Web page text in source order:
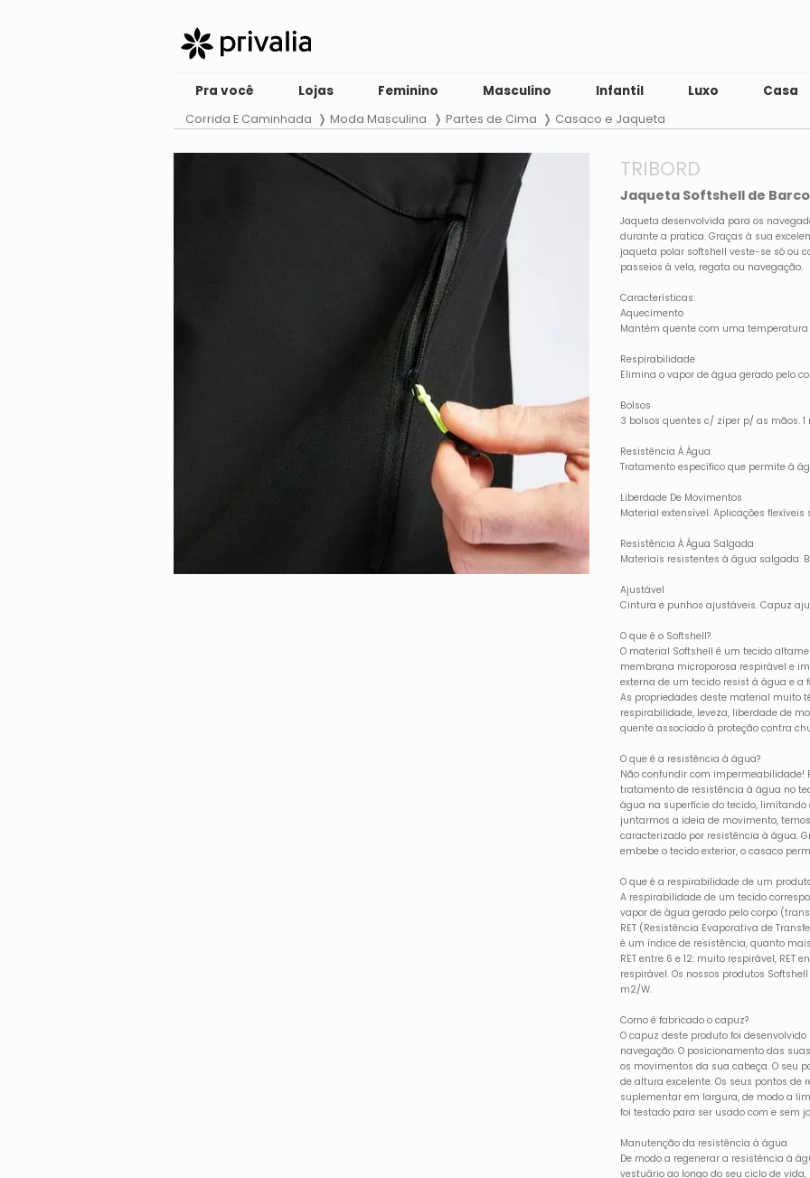
Pra você Lojas Feminino Masculino Infantil Luxo Casa
Corrida E Caminhada Moda Masculina Partes de Cima Casaco e Jaqueta
TRIBORD
Jaqueta Softshell de
Jaqueta desenvolvida para os
durante a pratica. Graças à sua
jaqueta polar softshell veste-se só ou
passeios à vela, regata ou navegação.
Características:
Aquecimento
Mantém quente com uma temperatura
Respirabilidade
Elimina o vapor de água gerado pelo
Bolsos
3 bolsos quentes c/ zíper p/ as mãos.
Resistência À Água
Tratamento específico que permite à
Liberdade De Movimentos
Material extensível. Aplicações
Resistência À Água Salgada
Materiais resistentes à água salgada.
Ajustável
Cintura e punhos ajustáveis. Capuz
O que é o Softshell?
O material Softshell é um tecido
membrana microporosa respirável e
externa de um tecido resist à água e a
As propriedades deste material muito
respirabilidade, leveza, liberdade de
quente associado à proteção contra
O que é a resistência à água?
Não confundir com
tratamento de resistência à água no
água na superfície do tecido,
juntarmos a ideia de movimento,
caracterizado por resistência à água.
embebe o tecido exterior, o casaco
O que é a respirabilidade de um
A respirabilidade de um tecido
vapor de água gerado pelo corpo
RET (Resistência Evaporativa de
é um índice de resistência, quanto
RET entre 6 e 12: muito respirável, RET
respirável. Os nossos produtos
m2/W.
Como é fabricado o capuz?
O capuz deste produto foi
navegação. O posicionamento das
os movimentos da sua cabeça. O seu
de altura excelente. Os seus pontos
suplementar em largura, de modo a
foi testado para ser usado com e sem
Manutenção da resistência à água
De modo a regenerar a resistência à
vestuário ao longo do seu ciclo de